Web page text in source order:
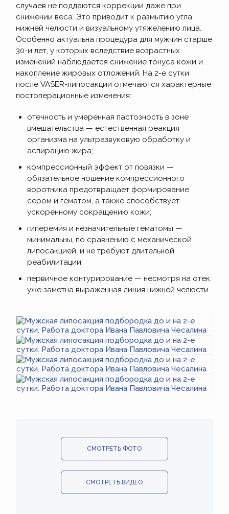
случаев не поддаются коррекции даже при
снижении веса. Это приводит к размытию угла
нижней челюсти и визуальному утяжелению лица.
Особенно актуальна процедура для мужчин старше
30-и лет, у которых вследствие возрастных
изменений наблюдается снижение тонуса кожи и
накопление жировых отложений. На 2-е сутки
после VASER-липосакции отмечаются характерные
постоперационные изменения:
отечность и умеренная пастозность в зоне
вмешательства — естественная реакция
организма на ультразвуковую обработку и
аспирацию жира;
компрессионный эффект от повязки —
обязательное ношение компрессионного
воротника предотвращает формирование
сером и гематом, а также способствует
ускоренному сокращению кожи;
гиперемия и незначительные гематомы —
минимальны, по сравнению с механической
липосакцией, и не требуют длительной
реабилитации;
первичное контурирование — несмотря на отек,
уже заметна выраженная линия нижней челюсти.
СМОТРЕТЬ ФОТО
СМОТРЕТЬ ВИДЕО